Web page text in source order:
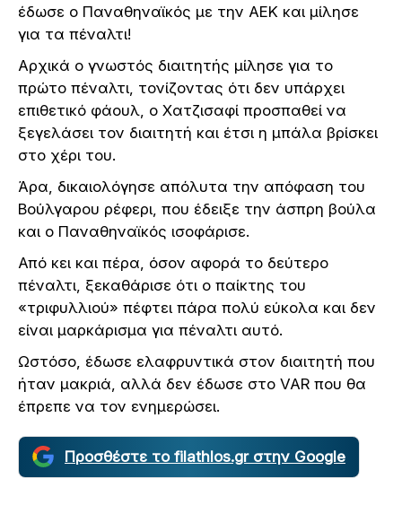
έδωσε ο Παναθηναϊκός με την ΑΕΚ και μίλησε
για τα πέναλτι!
Αρχικά ο γνωστός διαιτητής μίλησε για το
πρώτο πέναλτι, τονίζοντας ότι δεν υπάρχει
επιθετικό φάουλ, ο Χατζισαφί προσπαθεί να
ξεγελάσει τον διαιτητή και έτσι η μπάλα βρίσκει
στο χέρι του.
Άρα, δικαιολόγησε απόλυτα την απόφαση του
Βούλγαρου ρέφερι, που έδειξε την άσπρη βούλα
και ο Παναθηναϊκός ισοφάρισε.
Από κει και πέρα, όσον αφορά το δεύτερο
πέναλτι, ξεκαθάρισε ότι ο παίκτης του
«τριφυλλιού» πέφτει πάρα πολύ εύκολα και δεν
είναι μαρκάρισμα για πέναλτι αυτό.
Ωστόσο, έδωσε ελαφρυντικά στον διαιτητή που
ήταν μακριά, αλλά δεν έδωσε στο VAR που θα
έπρεπε να τον ενημερώσει.
Προσθέστε το filathlos.gr στην Google